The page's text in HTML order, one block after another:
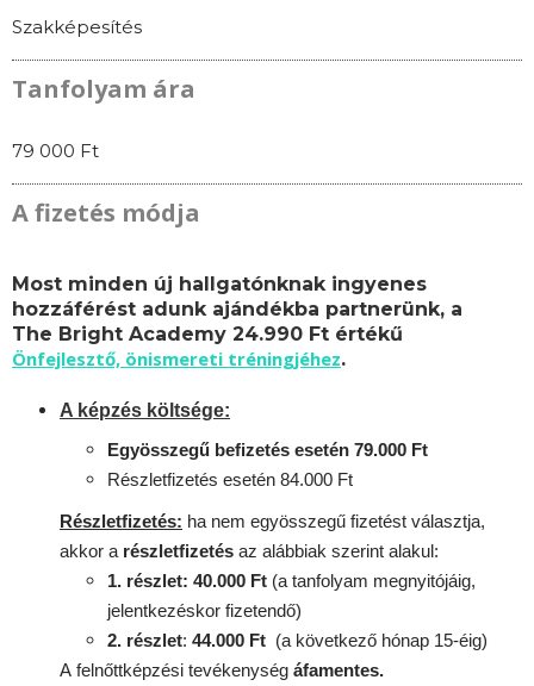
Szakképesítés
Tanfolyam ára
79 000 Ft
A fizetés módja
Most minden új hallgatónknak ingyenes
hozzáférést adunk ajándékba partnerünk, a
The Bright Academy 24.990 Ft értékű
Önfejlesztő, önismereti tréningjéhez.
A képzés költsége:
Egyösszegű befizetés esetén 79.000 Ft
Részletfizetés esetén 84.000 Ft
Részletfizetés: ha nem egyösszegű fizetést választja,
akkor a részletfizetés az alábbiak szerint alakul:
1. részlet: 40.000 Ft (a tanfolyam megnyitójáig,
jelentkezéskor fizetendő)
2. részlet: 44.000 Ft (a következő hónap 15-éig)
A felnőttképzési tevékenység áfamentes.